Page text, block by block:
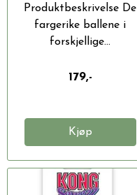
Produktbeskrivelse De
fargerike ballene i
forskjellige...
179,-
Kjøp